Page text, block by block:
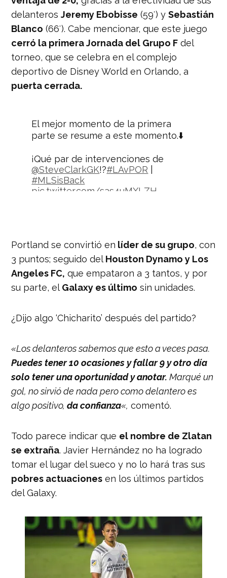
delanterosJeremy Ebobisse (59′) ySebastián
Blanco (66′). Cabe mencionar, que este juego
cerró la primera Jornada del Grupo F del
torneo, que se celebra en el complejo
deportivo de Disney World en Orlando, a
puerta cerrada.
El mejor momento de la primera
parte se resume a este momento.⬇️
¡Qué par de intervenciones de
@SteveClarkGK!?#LAvPOR
#MLSisBack
pic.twitter.com/sas4uMXLZH
Portland se convirtió en líder de su grupo, con
3 puntos; seguido del Houston Dynamo y Los
Angeles FC, que empataron a 3 tantos, y por
su parte, el Galaxy es último sin unidades.
¿Dijo algo ‘Chicharito’ después del partido?
«Los delanteros sabemos que esto a veces pasa.
Puedes tener 10 ocasiones y fallar 9 y otro día
solo tener una oportunidad y anotar. Marqué un
gol, no sirvió de nada pero como delantero es
algo positivo,da confianza«, comentó.
Todo parece indicar que el nombre de Zlatan
se extraña. Javier Hernández no ha logrado
tomar el lugar del sueco y no lo hará tras sus
pobres actuaciones en los últimos partidos
del Galaxy.